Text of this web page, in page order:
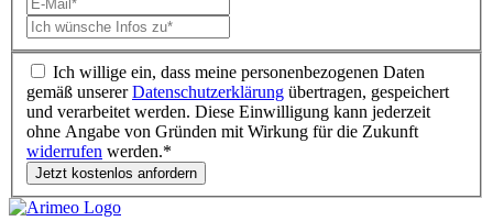
Ich willige ein, dass meine personenbezogenen Daten
gemäß unsererDatenschutzerklärung übertragen, gespeichert
und verarbeitet werden. Diese Einwilligung kann jederzeit
ohne Angabe von Gründen mit Wirkung für die Zukunft
widerrufen werden.*